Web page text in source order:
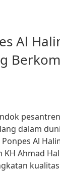
Al
dalam
Al
Ahmad